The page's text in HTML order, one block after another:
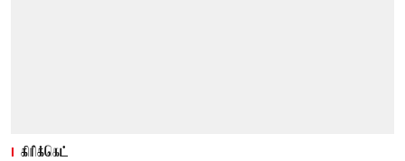
கிரிக்கெட்